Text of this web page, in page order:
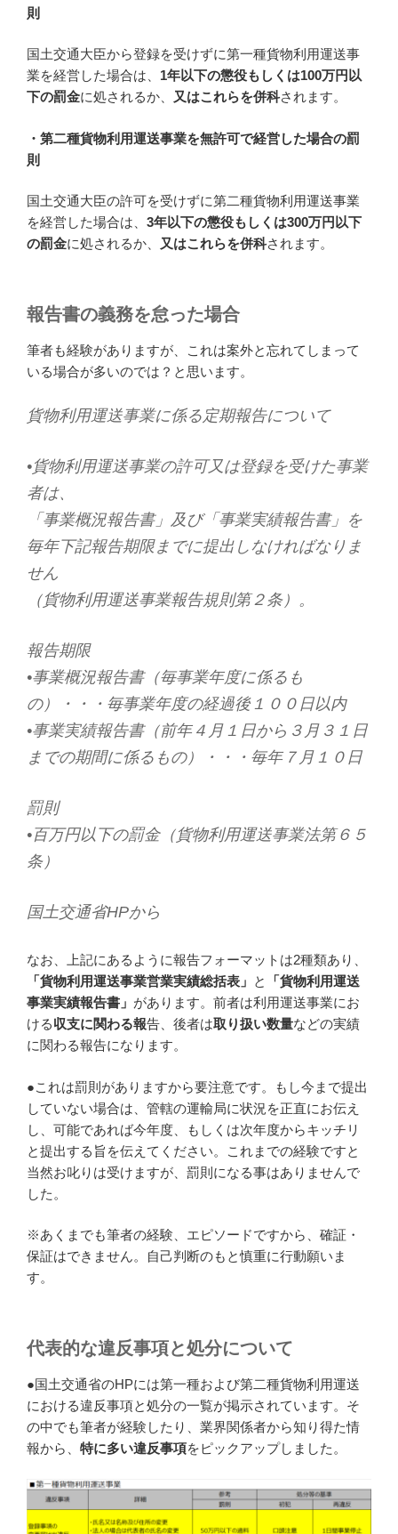
則
国土交通大臣から登録を受けずに第一種貨物利用運送事
業を経営した場合は、 1年以下の懲役もしくは100万円以
下の罰金に処されるか、 又はこれらを併科されます。
・第二種貨物利用運送事業を無許可で経営した場合の罰
則
国土交通大臣の許可を受けずに第二種貨物利用運送事業
を経営した場合は、 3年以下の懲役もしくは300万円以下
の罰金に処されるか、 又はこれらを併科されます。
報告書の義務を怠った場合
筆者も経験がありますが、これは案外と忘れてしまって
いる場合が多いのでは？と思います。
貨物利用運送事業に係る定期報告について
•貨物利用運送事業の許可又は登録を受けた事業
者は、
「事業概況報告書」及び「事業実績報告書」を
毎年下記報告期限までに提出しなければなりま
せん
（貨物利用運送事業報告規則第２条）。
報告期限
•事業概況報告書（毎事業年度に係るも
の）・・・毎事業年度の経過後１００日以内
•事業実績報告書（前年４月１日から３月３１日
までの期間に係るもの）・・・毎年７月１０日
罰則
•百万円以下の罰金（貨物利用運送事業法第６５
条）
国土交通省HPから
なお、上記にあるように報告フォーマットは2種類あり、
「貨物利用運送事業営業実績総括表」 と
「貨物利用運送
事業実績報告書」 があります。前者は利用運送事業にお
ける収支に関わる報告、後者は取り扱い数量などの実績
に関わる報告になります。
●これは罰則がありますから要注意です。もし今まで提出
していない場合は、管轄の運輸局に状況を正直にお伝え
し、可能であれば今年度、もしくは次年度からキッチリ
と提出する旨を伝えてください。これまでの経験ですと
当然お叱りは受けますが、罰則になる事はありませんで
した。
※あくまでも筆者の経験、エピソードですから、確証・
保証はできません。自己判断のもと慎重に行動願いま
す。
代表的な違反事項と処分について
●国土交通省のHPには第一種および第二種貨物利用運送
における違反事項と処分の一覧が掲示されています。そ
の中でも筆者が経験したり、業界関係者から知り得た情
報から、 特に多い違反事項をピックアップしました。